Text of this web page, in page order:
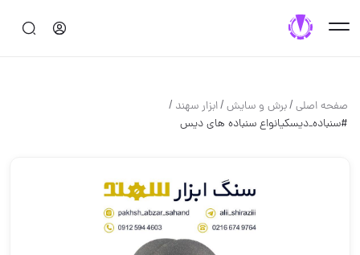
صفحه اصلی/برش و سايش/ابزار سهند /
#سنباده_دیسکی️انواع سنباده های دیس